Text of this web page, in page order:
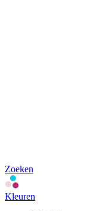
Zoeken
Kleuren